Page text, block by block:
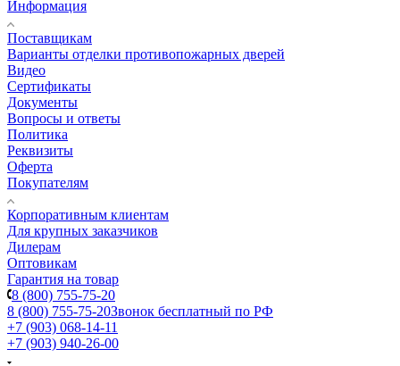
Информация
Поставщикам
Варианты отделки противопожарных дверей
Видео
Сертификаты
Документы
Вопросы и ответы
Политика
Реквизиты
Оферта
Покупателям
Корпоративным клиентам
Для крупных заказчиков
Дилерам
Оптовикам
Гарантия на товар
8 (800) 755-75-20
8 (800) 755-75-20Звонок бесплатный по РФ
+7 (903) 068-14-11
+7 (903) 940-26-00